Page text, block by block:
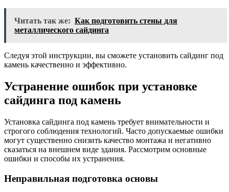
Читать так же: Как подготовить стены для
металлического сайдинга
Следуя этой инструкции, вы сможете установить сайдинг под
камень качественно и эффективно.
Устранение ошибок при установке
сайдинга под камень
Установка сайдинга под камень требует внимательности и
строгого соблюдения технологий. Часто допускаемые ошибки
могут существенно снизить качество монтажа и негативно
сказаться на внешнем виде здания. Рассмотрим основные
ошибки и способы их устранения.
Неправильная подготовка основы